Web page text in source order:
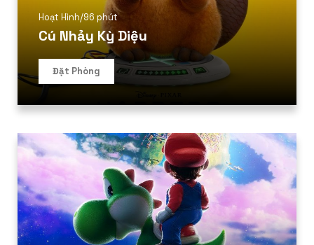
Hoạt Hình/96 phút
Cú Nhảy Kỳ Diệu
Đặt Phòng